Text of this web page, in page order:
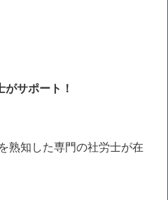
サポート！
熟知した専門の社労士が在